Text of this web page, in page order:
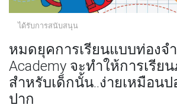
ได้รับการสนับสนุน
หมดยุคการเรียนแบบท่องจำ
Academy จะทำให้การเรีย
สำหรับเด็กนั้น..ง่ายเหมือนป
ปาก